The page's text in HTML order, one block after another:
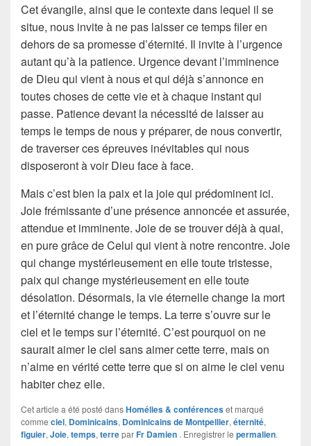
Cet évangile, ainsi que le contexte dans lequel il se
situe, nous invite à ne pas laisser ce temps filer en
dehors de sa promesse d’éternité. Il invite à l’urgence
autant qu’à la patience. Urgence devant l’imminence
de Dieu qui vient à nous et qui déjà s’annonce en
toutes choses de cette vie et à chaque instant qui
passe. Patience devant la nécessité de laisser au
temps le temps de nous y préparer, de nous convertir,
de traverser ces épreuves inévitables qui nous
disposeront à voir Dieu face à face.
Mais c’est bien la paix et la joie qui prédominent ici.
Joie frémissante d’une présence annoncée et assurée,
attendue et imminente. Joie de se trouver déjà à quai,
en pure grâce de Celui qui vient à notre rencontre. Joie
qui change mystérieusement en elle toute tristesse,
paix qui change mystérieusement en elle toute
désolation. Désormais, la vie éternelle change la mort
et l’éternité change le temps. La terre s’ouvre sur le
ciel et le temps sur l’éternité. C’est pourquoi on ne
saurait aimer le ciel sans aimer cette terre, mais on
n’aime en vérité cette terre que si on aime le ciel venu
habiter chez elle.
Cet article a été posté dansHomélies & conférenceset marqué
comme ciel, Dominicains, Dominicains de Montpellier, éternité,
figuier, Joie, temps, terreparFr Damien . Enregistrer le permalien.